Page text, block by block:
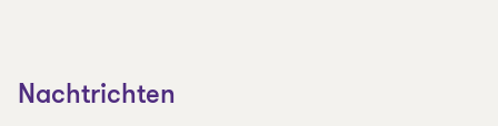
Nachtrichten